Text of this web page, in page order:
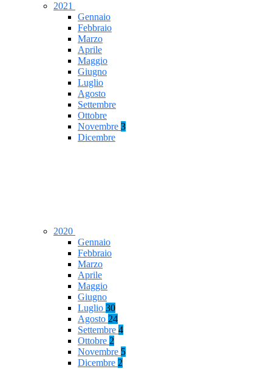
2021
Gennaio
Febbraio
Marzo
Aprile
Maggio
Giugno
Luglio
Agosto
Settembre
Ottobre
Novembre 3
Dicembre
2020
Gennaio
Febbraio
Marzo
Aprile
Maggio
Giugno
Luglio 30
Agosto 24
Settembre 4
Ottobre 2
Novembre 5
Dicembre 2